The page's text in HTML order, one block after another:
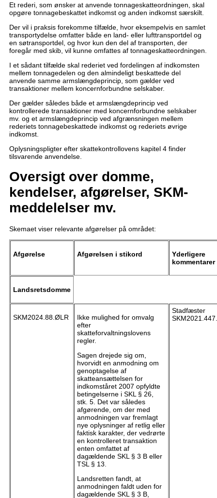
Et rederi, som ønsker at anvende tonnageskatteordningen, skal
opgøre tonnagebeskattet indkomst og anden indkomst særskilt.
Der vil i praksis forekomme tilfælde, hvor eksempelvis en samlet
transportydelse omfatter både en land- eller lufttransportdel og
en søtransportdel, og hvor kun den del af transporten, der
foregår med skib, vil kunne omfattes af tonnageskatteordningen.
I et sådant tilfælde skal rederiet ved fordelingen af indkomsten
mellem tonnagedelen og den almindeligt beskattede del
anvende samme armslængdeprincip, som gælder ved
transaktioner mellem koncernforbundne selskaber.
Der gælder således både et armslængdeprincip ved
kontrollerede transaktioner med koncernforbundne selskaber
mv. og et armslængdeprincip ved afgrænsningen mellem
rederiets tonnagebeskattede indkomst og rederiets øvrige
indkomst.
Oplysningspligter efter skattekontrollovens kapitel 4 finder
tilsvarende anvendelse.
Oversigt over domme,
kendelser, afgørelser, SKM-
meddelelser mv.
Skemaet viser relevante afgørelser på området:
Afgørelse Afgørelsen i stikord
Yderligere
kommentarer
Landsretsdomme
SKM2024.88.ØLR
Ikke mulighed for omvalg
efter
skatteforvaltningslovens
regler.
Sagen drejede sig om,
hvorvidt en anmodning om
genoptagelse af
skatteansættelsen for
indkomståret 2007 opfyldte
betingelserne i SKL § 26,
stk. 5. Det var således
afgørende, om der med
anmodningen var fremlagt
nye oplysninger af retlig eller
faktisk karakter, der vedrørte
en kontrolleret transaktion
enten omfattet af
dagældende SKL § 3 B eller
TSL § 13.
Landsretten fandt, at
anmodningen faldt uden for
dagældende SKL § 3 B,
Stadfæster